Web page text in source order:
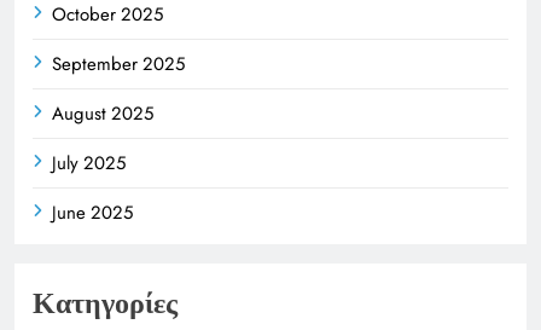
October 2025
September 2025
August 2025
July 2025
June 2025
Κατηγορίες